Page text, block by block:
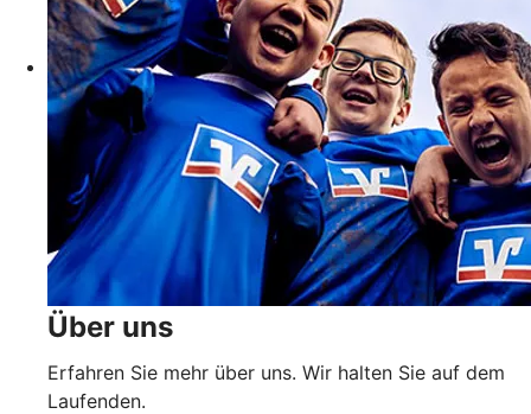
Über uns
Erfahren Sie mehr über uns. Wir halten Sie auf dem
Laufenden.